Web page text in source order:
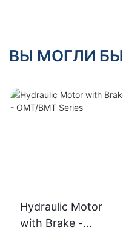
ВЫ МОГЛИ БЫ
Hydraulic Motor
with Brake -